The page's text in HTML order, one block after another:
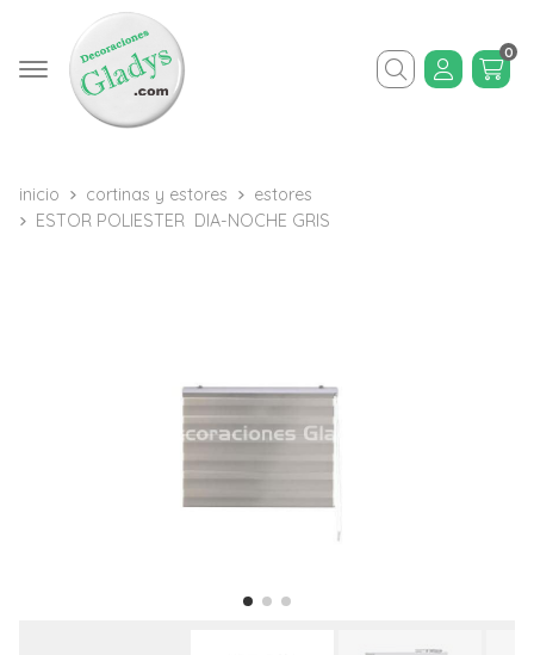
Buscar
0
inicio cortinas y estores
estores
ESTOR POLIESTER DIA-NOCHE GRIS